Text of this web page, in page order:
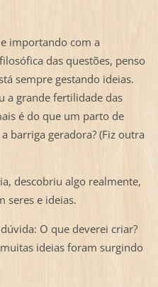
importando com a
das questões, penso
sempre gestando ideias.
a grande fertilidade das
é do que um parto de
barriga geradora? (Fiz outra
descobriu algo realmente,
seres e ideias.
O que deverei criar?
ideias foram surgindo